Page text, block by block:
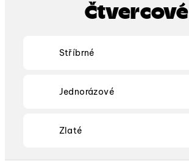
Čtvercové
Stříbrné
Jednorázové
Zlaté